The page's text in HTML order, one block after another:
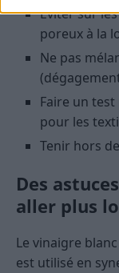
Éviter sur
poreux à la
Ne pas
Faire un
pour les
Tenir hors
Des
aller plus
Le vinaigre
est utilisé en